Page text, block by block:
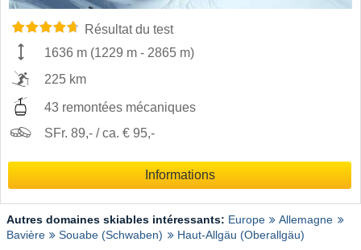
Résultat du test
1636 m (1229 m - 2865 m)
225 km
43 remontées mécaniques
SFr. 89,- / ca. € 95,-
Informations
Autres domaines skiables intéressants: Europe
Allemagne
Bavière
Souabe (Schwaben) Haut-Allgäu (Oberallgäu)